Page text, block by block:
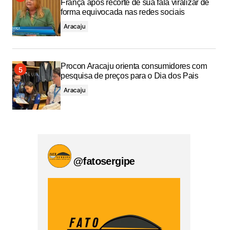
França após recorte de sua fala viralizar de
forma equivocada nas redes sociais
Aracaju
Procon Aracaju orienta consumidores com
pesquisa de preços para o Dia dos Pais
Aracaju
@fatosergipe